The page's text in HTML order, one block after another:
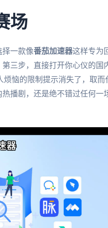
场
择一款像番茄加速器这样专为
三步，直接打开你心仪的国
恼的限制提示消失了，取而
播剧，还是绝不错过任何一